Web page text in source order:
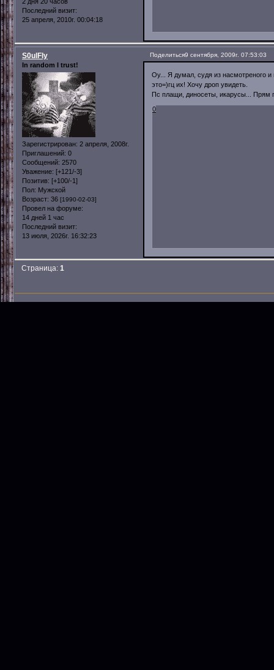
Последний визит:
25 апреля, 2010г. 00:04:18
Поделиться9 сентября, 2009г. 07:53:03
S0ulFly
In random I trust!
Зарегистрирован: 2 апреля, 2008г.
Приглашений: 0
Сообщений: 2570
Уважение: [+121/-3]
Позитив: [+100/-1]
Пол: Мужской
Возраст: 36 [1990-02-03]
Провел на форуме:
14 дней 1 час
Последний визит:
13 июля, 2026г. 16:32:23
Оу... Я думал, судя из насмотреного и
это=)гц их! Хочу дроп увидеть.
Пс плащи, диносеты, икарусы... Прям
0
Страница:1